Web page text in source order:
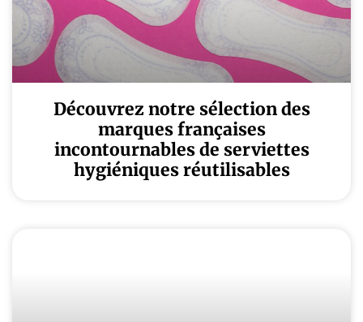
Découvrez notre sélection des
marques françaises
incontournables de serviettes
hygiéniques réutilisables